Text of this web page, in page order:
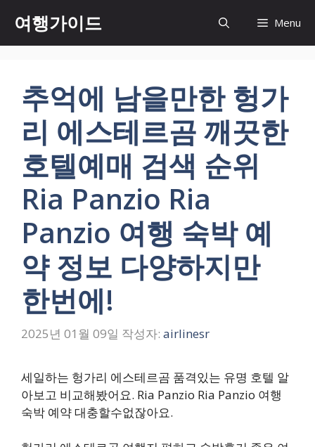
츠
여행가이드 Menu
추억에 남을만한 헝가
리 에스테르곰 깨끗한
호텔예매 검색 순위
Ria Panzio Ria
Panzio 여행 숙박 예
약 정보 다양하지만
한번에!
2025년 01월 09일 작성자: airlinesr
세일하는 헝가리 에스테르곰 품격있는 유명 호텔 알
아보고 비교해봤어요. Ria Panzio Ria Panzio 여행
숙박 예약 대충할수없잖아요.